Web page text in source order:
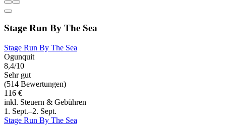
Stage Run By The Sea
Stage Run By The Sea
Ogunquit
8,4/10
Sehr gut
(514 Bewertungen)
116 €
inkl. Steuern & Gebühren
1. Sept.–2. Sept.
Stage Run By The Sea